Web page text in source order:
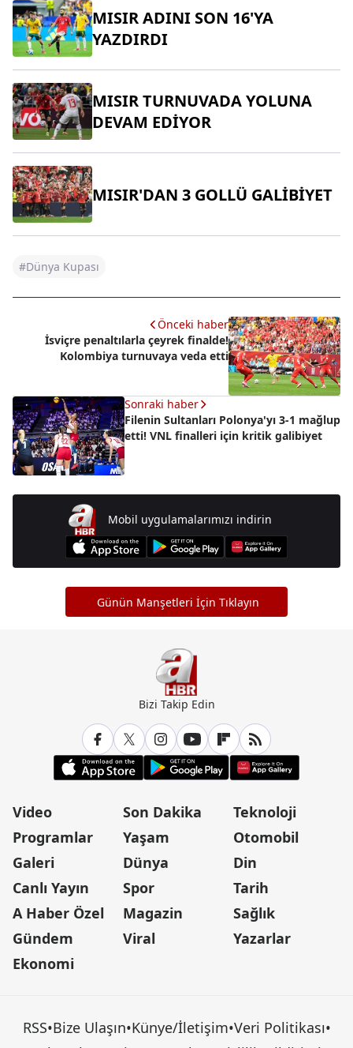
MISIR ADINI SON 16'YA
YAZDIRDI
MISIR TURNUVADA YOLUNA
DEVAM EDİYOR
MISIR'DAN 3 GOLLÜ GALİBİYET
#Dünya Kupası
Önceki haber
İsviçre penaltılarla çeyrek finalde!
Kolombiya turnuvaya veda etti
Sonraki haber
Filenin Sultanları Polonya'yı 3-1 mağlup
etti! VNL finalleri için kritik galibiyet
Mobil uygulamalarımızı indirin
Günün Manşetleri İçin Tıklayın
Bizi Takip Edin
Video
Programlar
Galeri
Canlı Yayın
A Haber Özel
Gündem
Ekonomi
Son Dakika
Yaşam
Dünya
Spor
Magazin
Viral
Teknoloji
Otomobil
Din
Tarih
Sağlık
Yazarlar
RSS•Bize Ulaşın•Künye/İletişim•Veri Politikası•